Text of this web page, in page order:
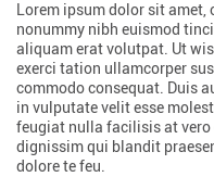
Lorem ipsum dolor sit
nonummy nibh euismod
aliquam erat volutpat. Ut
exerci tation ullamcorper
commodo consequat. Duis
in vulputate velit esse
feugiat nulla facilisis at vero
dignissim qui blandit
dolore te feu.